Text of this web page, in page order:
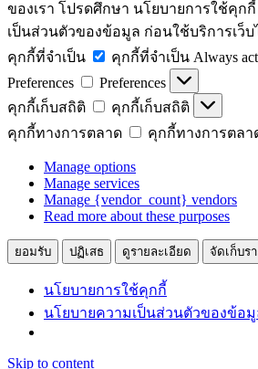
ของเรา โปรดศึกษา นโยบายการใช้คุก
เป็นส่วนตัวของข้อมูล ก่อนใช้บริการเว็
คุกกี้ที่จำเป็น
คุกกี้ที่จำเป็น Always
Preferences
Preferences
คุกกี้เก็บสถิติ
คุกกี้เก็บสถิติ
คุกกี้ทางการตลาด
คุกกี้ทางการตลา
Manage options
Manage services
Manage {vendor_count} vendors
Read more about these purposes
ยอมรับ ปฏิเสธ ดูรายละเอียด จัดเก็บร
นโยบายการใช้คุกกี้
นโยบายความเป็นส่วนตัวของข้อ
Skip to content